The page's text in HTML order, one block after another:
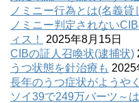
ノミニー行為とは(名義貸
ノミニー判定されない
ィス！
2025年8月15日
CIBの証人召喚状(逮捕状)
うつ状態を針治療も 2025
長年のうつ症状がようや
ソイ39で249万バーツ～